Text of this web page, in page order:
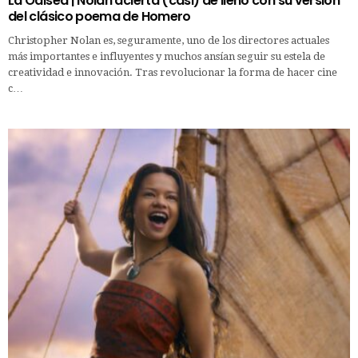
del clásico poema de Homero
Christopher Nolan es, seguramente, uno de los directores actuales
más importantes e influyentes y muchos ansían seguir su estela de
creatividad e innovación. Tras revolucionar la forma de hacer cine
c…